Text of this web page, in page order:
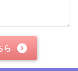
ら